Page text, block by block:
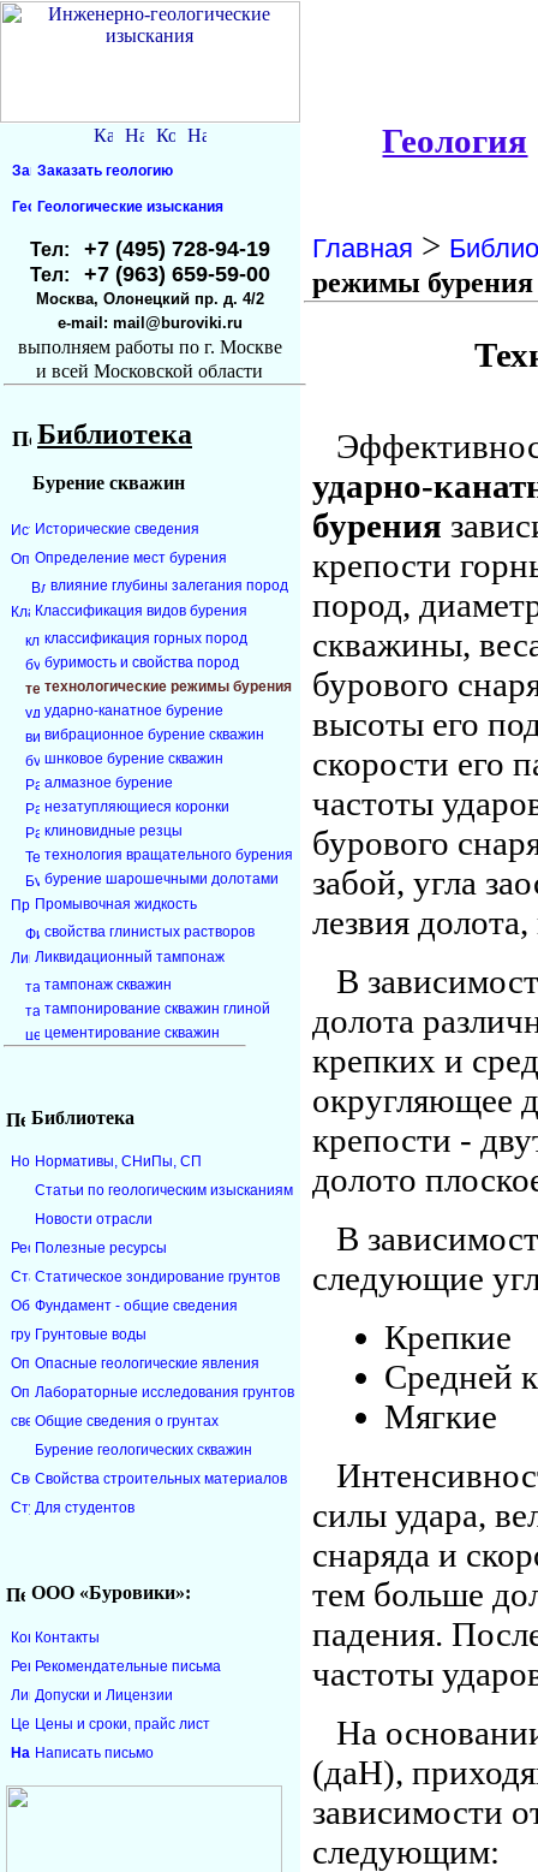
Заказать геологию
Геологические изыскания
Тел: +7 (495) 728-94-19
Тел: +7 (963) 659-59-00
Москва, Олонецкий пр. д. 4/2
e-mail: mail@buroviki.ru
выполняем работы по г. Москве
и всей Московской области
Библиотека
Бурение скважин
Исторические сведения
Определение мест бурения
влияние глубины залегания пород
Классификация видов бурения
классификация горных пород
буримость и свойства пород
технологические режимы бурения
ударно-канатное бурение
вибрационное бурение скважин
шнковое бурение скважин
алмазное бурение
незатупляющиеся коронки
клиновидные резцы
технология вращательного бурения
бурение шарошечными долотами
Промывочная жидкость
свойства глинистых растворов
Ликвидационный тампонаж
тампонаж скважин
тампонирование скважин глиной
цементирование скважин
Библиотека
Нормативы, CНиПы, СП
Статьи по геологическим изысканиям
Новости отрасли
Полезные ресурсы
Статическое зондирование грунтов
Фундамент - общие сведения
Грунтовые воды
Опасные геологические явления
Лабораторные исследования грунтов
Общие сведения о грунтах
Бурение геологических скважин
Свойства строительных материалов
Для студентов
ООО «Буровики»:
Контакты
Рекомендательные письма
Допуски и Лицензии
Цены и сроки, прайс лист
Написать письмо
Геология
Главная >
режимы бурения
ударно-
бурения
крепости
пород,
скважины,
бурового
высоты его
скорости его
частоты
бурового
забой, угла
лезвия
В
долота
крепких и
округляющее
крепости -
долото
В
следующие
Средней
силы удара,
снаряда и
тем больше
падения.
частоты
На
(даН),
зависимости
следующим: